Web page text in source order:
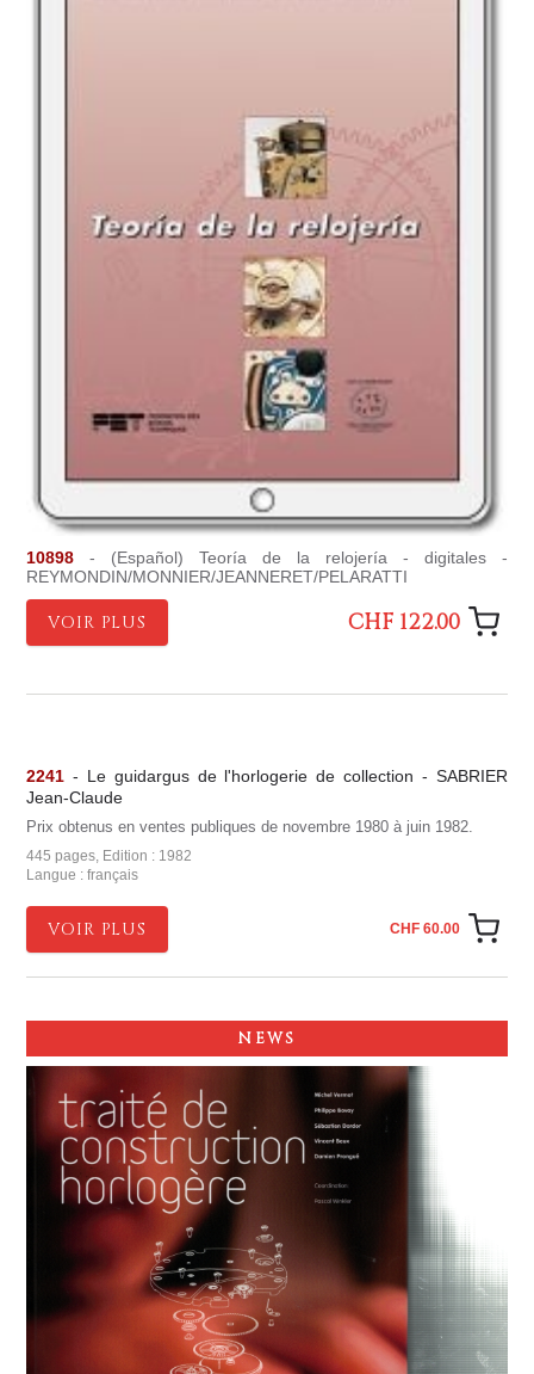
10898 - (Español) Teoría de la relojería - digitales -
REYMONDIN/MONNIER/JEANNERET/PELARATTI
VOIR PLUS CHF 122.00
2241 - Le guidargus de l'horlogerie de collection - SABRIER
Jean-Claude
Prix obtenus en ventes publiques de novembre 1980 à juin 1982.
445 pages, Edition : 1982
Langue : français
VOIR PLUS CHF 60.00